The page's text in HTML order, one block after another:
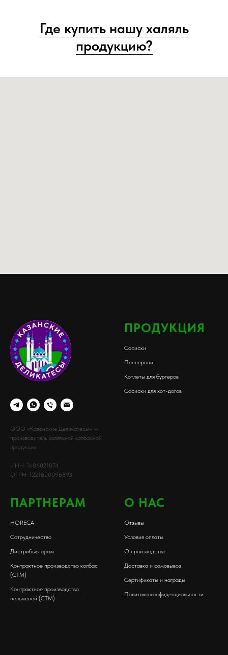
Где купить нашу халяль
продукцию?
ООО «Казанские Деликатесы» —
производитель халяльной колбасной
продукции
ИНН: 1686021074
ОГРН: 1221600096893
ПРОДУКЦИЯ
Сосиски
Пепперони
Котлеты для бургеров
Сосиски для хот-догов
ПАРТНЕРАМ
HORECA
Сотрудничество
Дистрибьюторам
Контрактное производство колбас
(СТМ)
Контрактное производство
пельменей (СТМ)
О НАС
Отзывы
Условия оплаты
О производстве
Доставка и самовывоз
Сертификаты и награды
Политика конфиденциальности